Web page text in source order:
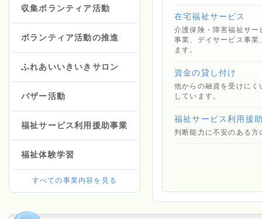
収集ボランティア活動
ボランティア活動の推進
ふれあいいきいきサロン
バザー活動
福祉サービス利用援助事業
福祉体験学習
すべての事業内容を見る
在宅福祉サービス
介護保険・障害福祉サ
事業、デイサービス事
ます。
資金の貸し付け
他からの融資を受けに
しています。
福祉サービス利用援
判断能力に不安のある